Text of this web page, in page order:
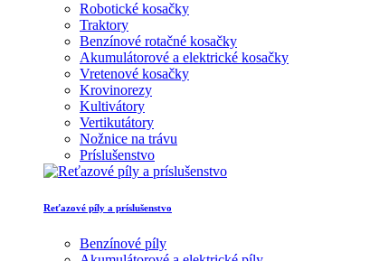
Robotické kosačky
Traktory
Benzínové rotačné kosačky
Akumulátorové a elektrické kosačky
Vretenové kosačky
Krovinorezy
Kultivátory
Vertikutátory
Nožnice na trávu
Príslušenstvo
Reťazové píly a príslušenstvo
Benzínové píly